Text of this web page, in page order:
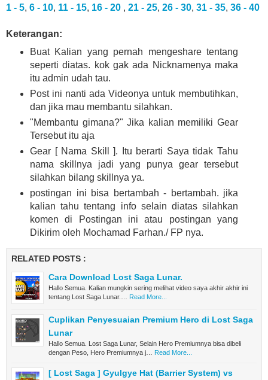
1 - 5, 6 - 10, 11 - 15, 16 - 20 , 21 - 25, 26 - 30, 31 - 35, 36 - 40
Keterangan:
Buat Kalian yang pernah mengeshare tentang
seperti diatas. kok gak ada Nicknamenya maka
itu admin udah tau.
Post ini nanti ada Videonya untuk membutihkan,
dan jika mau membantu silahkan.
"Membantu gimana?" Jika kalian memiliki Gear
Tersebut itu aja
Gear [ Nama Skill ]. Itu berarti Saya tidak Tahu
nama skillnya jadi yang punya gear tersebut
silahkan bilang skillnya ya.
postingan ini bisa bertambah - bertambah. jika
kalian tahu tentang info selain diatas silahkan
komen di Postingan ini atau postingan yang
Dikirim oleh Mochamad Farhan./ FP nya.
RELATED POSTS :
Cara Download Lost Saga Lunar.
Hallo Semua. Kalian mungkin sering melihat video saya akhir akhir ini
tentang Lost Saga Lunar.…
Read More...
Cuplikan Penyesuaian Premium Hero di Lost Saga
Lunar
Hallo Semua. Lost Saga Lunar, Selain Hero Premiumnya bisa dibeli
dengan Peso, Hero Premiumnya j…
Read More...
[ Lost Saga ] Gyulgye Hat (Barrier System) vs